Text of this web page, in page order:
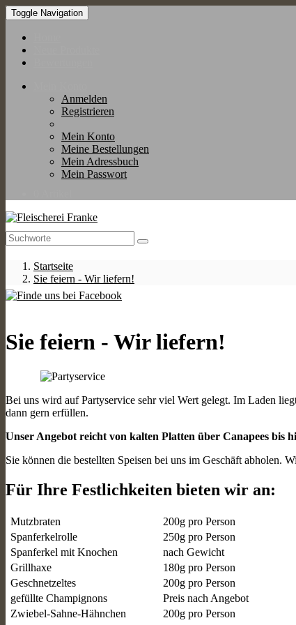
Toggle Navigation
Anmelden
Registrieren
Mein Konto
Meine Bestellungen
Mein Adressbuch
Mein Passwort
Startseite
Sie feiern - Wir liefern!
Sie feiern - Wir liefern!
Bei uns wird auf Partyservice sehr viel Wert gelegt. Im Laden
dann gern erfüllen.
Unser Angebot reicht von kalten Platten über Canapees bis
Sie können die bestellten Speisen bei uns im Geschäft abholen.
Für Ihre Festlichkeiten bieten wir an:
Mutzbraten
200g pro Person
Spanferkelrolle
250g pro Person
Spanferkel mit Knochen
nach Gewicht
Grillhaxe
180g pro Person
Geschnetzeltes
200g pro Person
gefüllte Champignons
Preis nach Angebot
Zwiebel-Sahne-Hähnchen
200g pro Person